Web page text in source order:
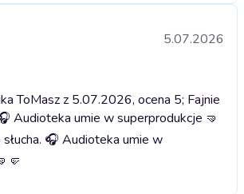
5.07.2026
ToMasz z 5.07.2026, ocena 5; Fajnie
Audioteka umie w superprodukcje 🤜
🎧 Audioteka umie w